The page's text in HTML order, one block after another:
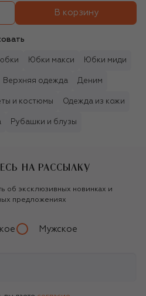
В корзину
Юбки макси Юбки миди
Верхняя одежда Деним
и костюмы Одежда из кожи
Рубашки и блузы
НА РАССЫЛКУ
об эксклюзивных новинках и
предложениях
Мужское